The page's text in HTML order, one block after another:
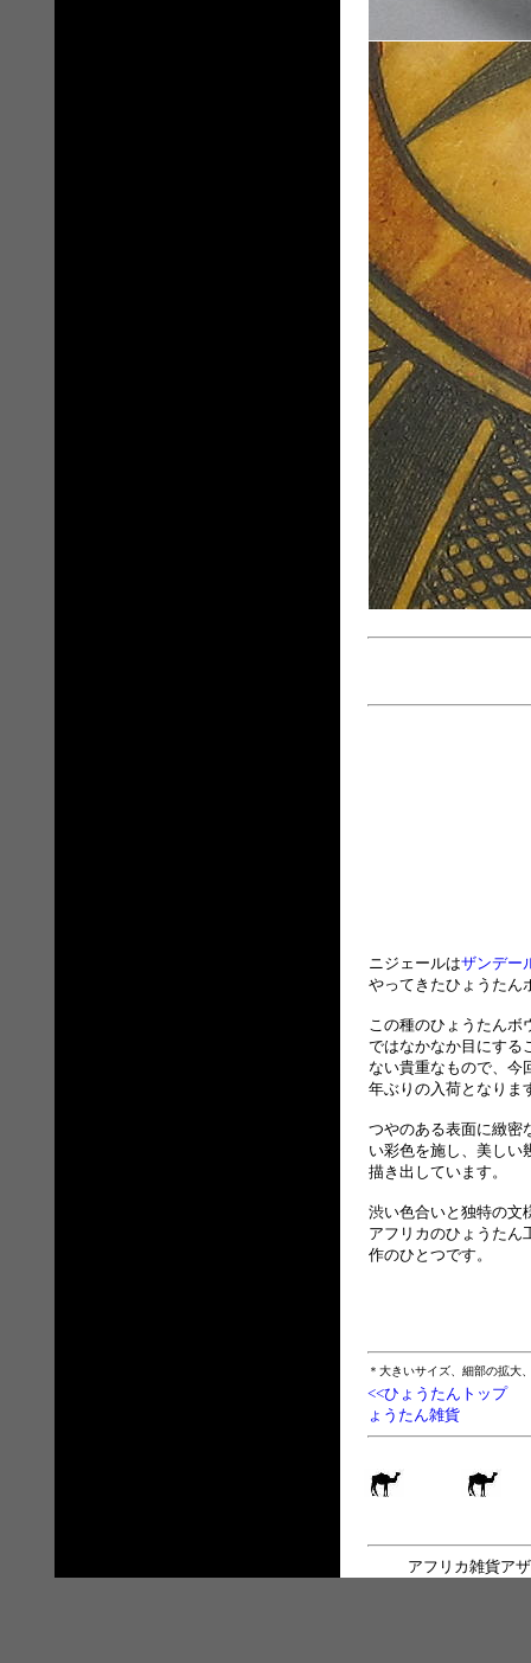
ニジェールはザンデー
やってきたひょうたん
この種のひょうたんボ
ではなかなか目にする
ない貴重なもので、今
年ぶりの入荷となりま
つやのある表面に緻密
い彩色を施し、美しい
描き出しています。
渋い色合いと独特の文
アフリカのひょうたん
作のひとつです。
＊大きいサイズ、細部の拡大
<<ひょうたんトップ
ょうたん雑貨
アフリカ雑貨ア